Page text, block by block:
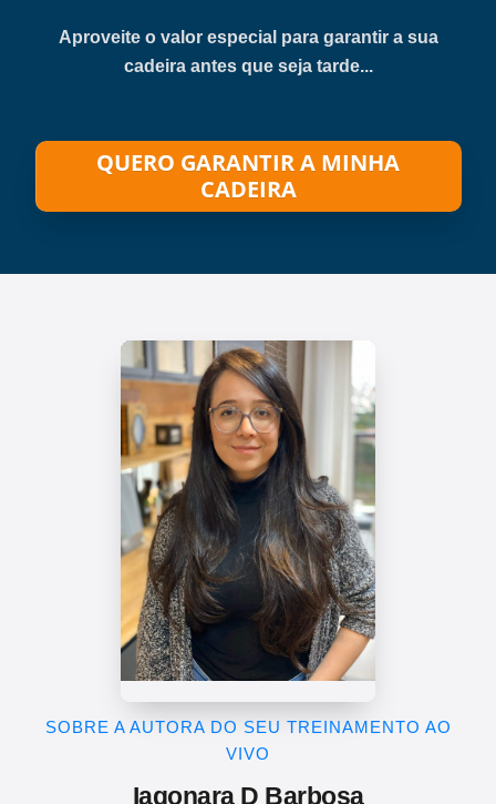
Aproveite o valor especial para garantir a sua
cadeira antes que seja tarde...
QUERO GARANTIR A MINHA
CADEIRA
SOBRE A AUTORA DO SEU TREINAMENTO AO
VIVO
Iagonara D Barbosa